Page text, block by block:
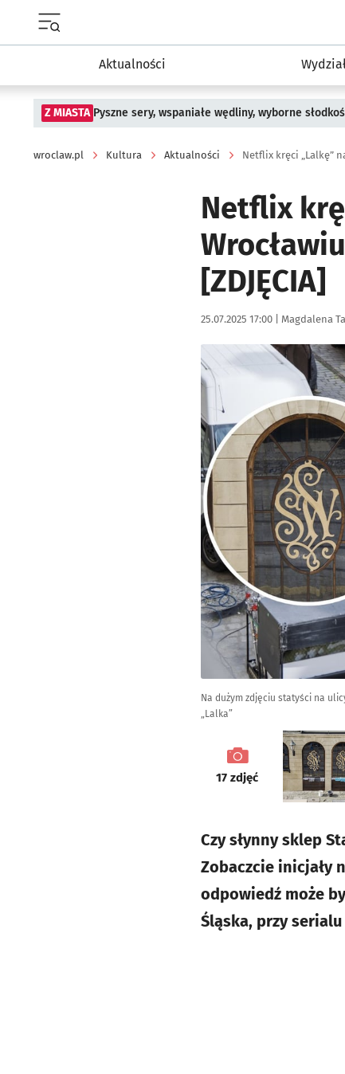
Aktualności
Z MIASTA Pyszne sery, wspaniałe wędliny, wyborne
wroclaw.pl Kultura Aktualności Netflix kręci „Lalkę”
Netflix
[ZDJĘCIA]
Data publikacji:
25.07.2025 17:00 | Autor:
Magdalena
Kliknij, aby zobaczyć
Na dużym zdjęciu statyści na
„Lalka”
galeria
17 zdjęć
Czy słynny sklep
Zobaczcie inicjały
odpowiedź może
Śląska, przy